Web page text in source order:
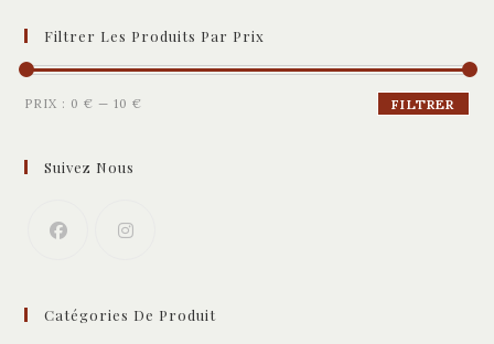
Filtrer Les Produits Par Prix
Prix
Prix
FILTRER
PRIX : 0 € —10 €
Suivez Nous
Catégories De Produit